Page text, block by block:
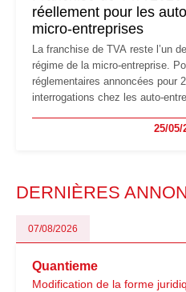
réellement pour les
micro-entreprises
La franchise de TVA reste l’un
régime de la micro-entreprise.
réglementaires annoncées pour
interrogations chez les auto-
facturation ou risque de bascule
25/05/
DERNIÈRES
07/08/2026
Quantieme
Modification de la forme